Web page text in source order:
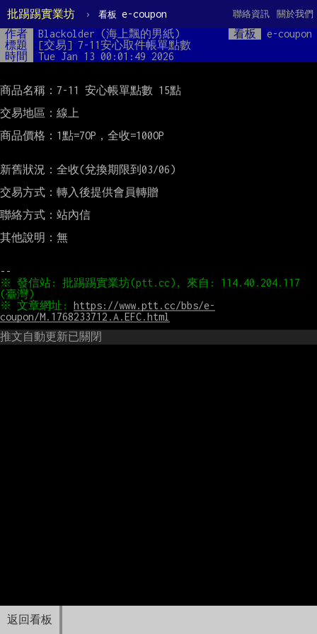
批踢踢實業坊 › 看板 e-coupon 關於我們
聯絡資訊
返回看板
作者 Blackolder (海上飄的男紙) 看板
e-coupon
標題
[交易] 7-11安心取件帳單點數
時間
Tue Jan 13 00:01:49 2026
商品名稱：7-11 安心帳單點數 15點
交易地區：線上
商品價格：1點=7OP，全收=100OP
新舊狀況：全收(兌換期限到03/06)
交易方式：轉入後提供會員轉贈
聯絡方式：站內信
其他說明：無
※ 發信站: 批踢踢實業坊(ptt.cc), 來自: 114.40.204.117
※ 文章網址: https://www.ptt.cc/bbs/e-
coupon/M.1768233712.A.EFC.html
推文自動更新已關閉